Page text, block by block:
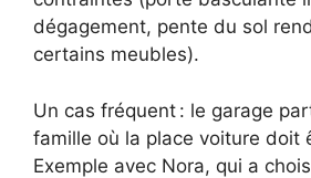
dégagement, pente du sol
certains meubles).
Un cas fréquent : le garage
famille où la place voiture doit
Exemple avec Nora, qui a